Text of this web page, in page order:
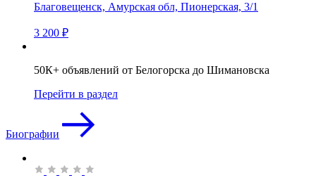
Благовещенск, Амурская обл, Пионерская, 3/1
3 200 ₽
50К+ объявлений от Белогорска до Шимановска
Перейти в раздел
Биографии